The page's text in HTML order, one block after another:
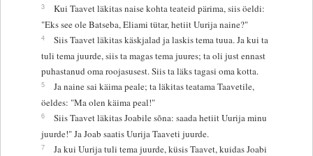
3
Kui Taavet läkitas naise kohta teateid pärima, siis öeldi:
"Eks see ole Batseba, Eliami tütar, hetiit Uurija naine?"
4
Siis Taavet läkitas käskjalad ja laskis tema tuua. Ja kui ta
tuli tema juurde, siis ta magas tema juures; ta oli just ennast
puhastanud oma roojasusest. Siis ta läks tagasi oma kotta.
5
Ja naine sai käima peale; ta läkitas teatama Taavetile,
öeldes: "Ma olen käima peal!"
6
Siis Taavet läkitas Joabile sõna: saada hetiit Uurija minu
juurde!" Ja Joab saatis Uurija Taaveti juurde.
7
Ja kui Uurija tuli tema juurde, küsis Taavet, kuidas Joabi